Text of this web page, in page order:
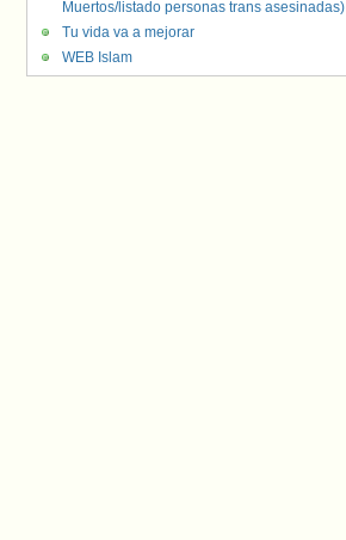
Muertos/listado personas trans asesinadas)
Tu vida va a mejorar
WEB Islam